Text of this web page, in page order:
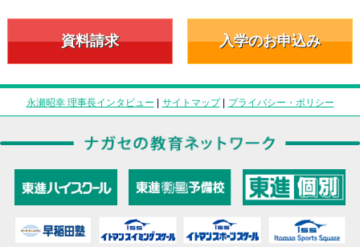
資料請求 入学のお申込み
永瀬昭幸 理事長インタビュー | サイトマップ| プライバシー・ポリシー